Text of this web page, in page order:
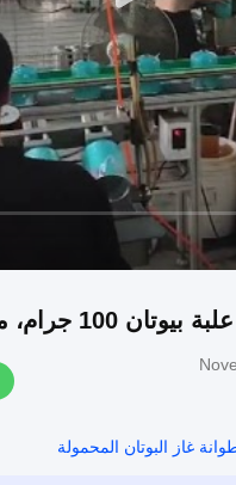
علبة بيوتان 100 جرام، موقد غاز محمول، علبة بيوتان 220 مل
غاز البوتان المحمولة